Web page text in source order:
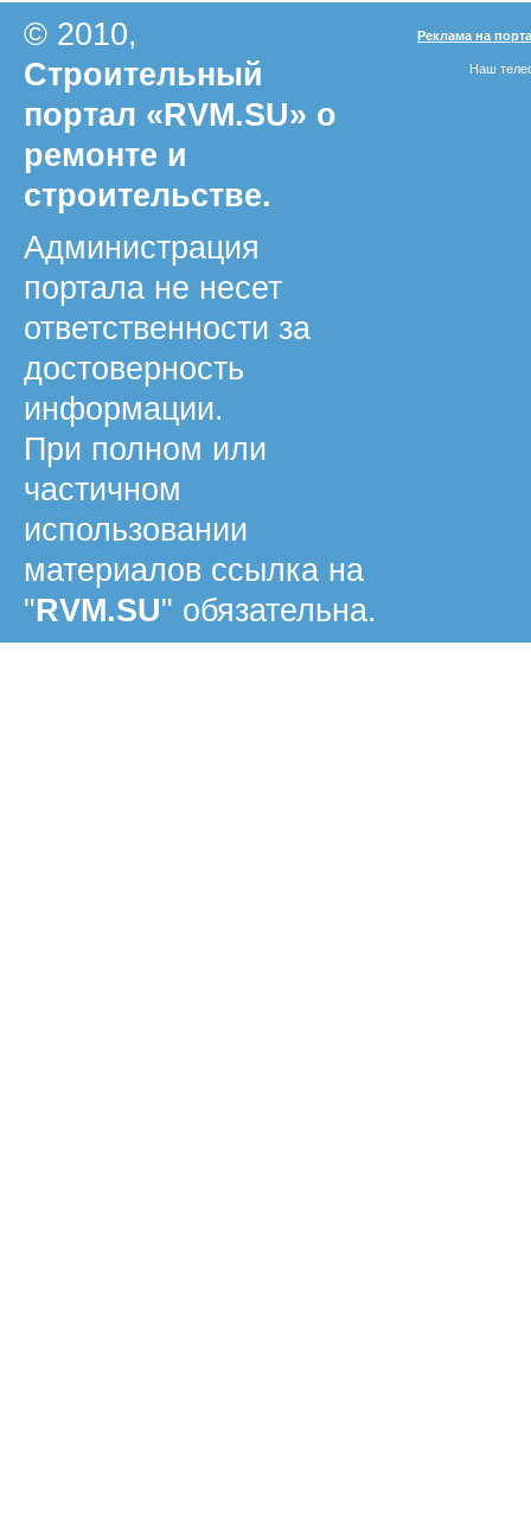
© 2010,
Строительный
портал «RVM.SU» о
ремонте и
строительстве.
Администрация
портала не несет
ответственности за
достоверность
информации.
При полном или
частичном
использовании
материалов ссылка на
"RVM.SU" обязательна.
Реклама на
Наш